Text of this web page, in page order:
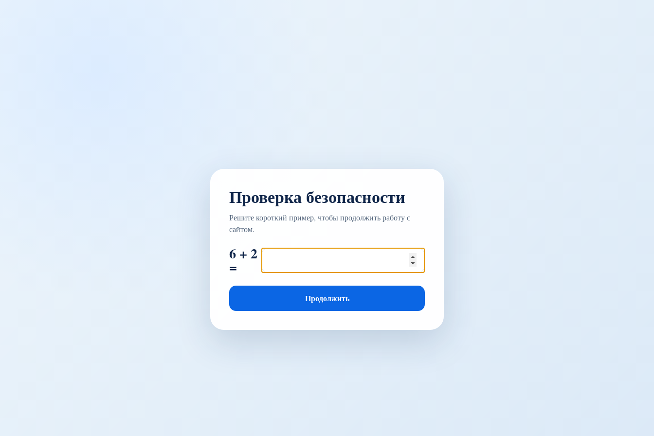
Проверка безопасности
Решите короткий пример, чтобы продолжить работу с
сайтом.
6 + 2
=
Продолжить